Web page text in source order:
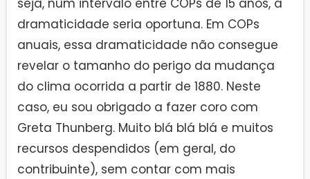
seja, num intervalo entre COPs de 15 anos, a
dramaticidade seria oportuna. Em COPs
anuais, essa dramaticidade não consegue
revelar o tamanho do perigo da mudança
do clima ocorrida a partir de 1880. Neste
caso, eu sou obrigado a fazer coro com
Greta Thunberg. Muito blá blá blá e muitos
recursos despendidos (em geral, do
contribuinte), sem contar com mais